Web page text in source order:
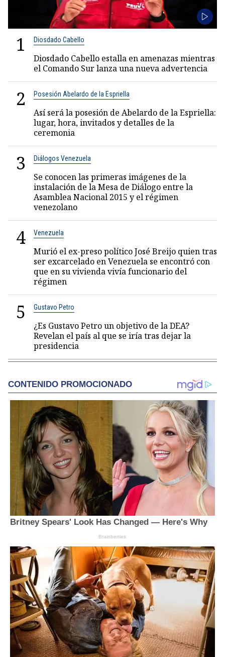
1 Diosdado Cabello
Diosdado Cabello estalla en amenazas mientras
el Comando Sur lanza una nueva advertencia
2 Posesión Abelardo de la Espriella
Así será la posesión de Abelardo de la Espriella:
lugar, hora, invitados y detalles de la
ceremonia
3 Diálogos Venezuela
Se conocen las primeras imágenes de la
instalación de la Mesa de Diálogo entre la
Asamblea Nacional 2015 y el régimen
venezolano
4 Venezuela
Murió el ex-preso político José Breijo quien tras
ser excarcelado en Venezuela se encontró con
que en su vivienda vivía funcionario del
régimen
5 Gustavo Petro
¿Es Gustavo Petro un objetivo de la DEA?
Revelan el país al que se iría tras dejar la
presidencia